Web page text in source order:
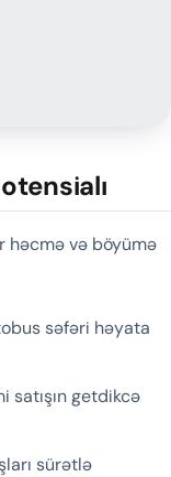
həcmə və böyümə
səfəri həyata
satışın getdikcə
sürətlə